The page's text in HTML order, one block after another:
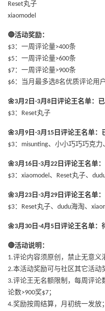
Reset丸子
xiaomodel
🔵活动奖励：
$3：一周评论量>400条
$5：一周评论量>600条
$7：一周评论量>900条
$6：当月最多选8名优质评论用户
🌼3月2日-3月8日评论王名单：
$3：Reset丸子
🌼3月9日-3月15日评论王名单：
$3：misunting、小小巧巧巧克
🌼3月16日-3月22日评论王名单
$3：xiaomodel、Reset丸子、
🌼3月23日-3月29日评论王名单
$3：Reset丸子、dudu海淘、
🌼3月30日-4月5日评论王名单：
🔴活动说明：
1.评论内容须原创，禁止无意义
2.本活动奖励可与社区其它活动
3.评论王无名额限制，每周评论
论数>900奖$7；
4.奖励按周结算，月初统一发放；